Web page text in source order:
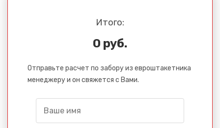
Итого:
0 руб.
Отправьте расчет по забору из евроштакетника
менеджеру и он свяжется с Вами.